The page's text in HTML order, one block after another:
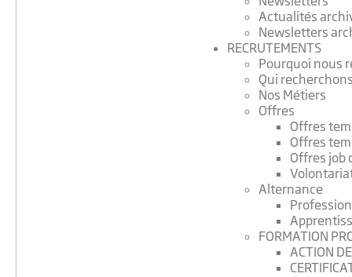
Actualités
Newsletters
RECRUTEMENTS
Pourquoi nous
Qui
Nos Métiers
Offres
Offres
Offres
Offres job
Alternance
FORMATION
ACTION